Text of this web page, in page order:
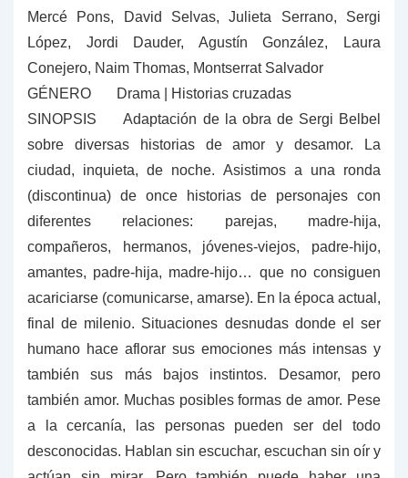
Mercé Pons, David Selvas, Julieta Serrano, Sergi
López, Jordi Dauder, Agustín González, Laura
Conejero, Naim Thomas, Montserrat Salvador
GÉNERO
Drama | Historias cruzadas
SINOPSIS Adaptación de la obra de Sergi Belbel
sobre diversas historias de amor y desamor. La
ciudad, inquieta, de noche. Asistimos a una ronda
(discontinua) de once historias de personajes con
diferentes relaciones: parejas, madre-hija,
compañeros, hermanos, jóvenes-viejos, padre-hijo,
amantes, padre-hija, madre-hijo… que no consiguen
acariciarse (comunicarse, amarse). En la época actual,
final de milenio. Situaciones desnudas donde el ser
humano hace aflorar sus emociones más intensas y
también sus más bajos instintos. Desamor, pero
también amor. Muchas posibles formas de amor. Pese
a la cercanía, las personas pueden ser del todo
desconocidas. Hablan sin escuchar, escuchan sin oír y